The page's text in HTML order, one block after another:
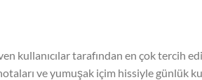
kullanıcılar tarafından en çok tercih
ve yumuşak içim hissiyle günlük